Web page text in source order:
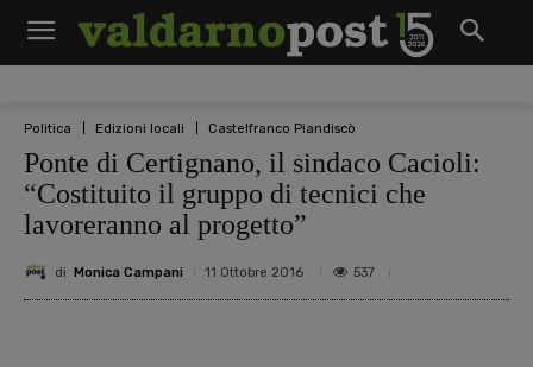
Politica Edizioni locali Castelfranco Piandiscò
Ponte di Certignano, il sindaco Cacioli:
“Costituito il gruppo di tecnici che
lavoreranno al progetto”
di Monica Campani 11 Ottobre 2016 537